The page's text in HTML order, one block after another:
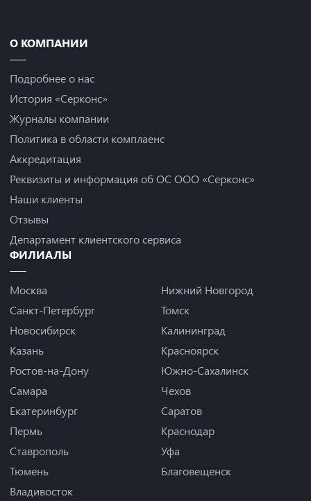
О КОМПАНИИ
Подробнее о нас
История «Серконс»
Журналы компании
Политика в области комплаенс
Аккредитация
Реквизиты и информация об ОС ООО «Серконс»
Наши клиенты
Отзывы
Департамент клиентского сервиса
ФИЛИАЛЫ
Москва
Санкт-Петербург
Новосибирск
Казань
Ростов-на-Дону
Самара
Екатеринбург
Пермь
Ставрополь
Тюмень
Владивосток
Нижний Новгород
Томск
Калининград
Красноярск
Южно-Сахалинск
Чехов
Саратов
Краснодар
Уфа
Благовещенск